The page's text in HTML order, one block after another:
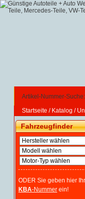
Artikel-Nummer-Suche:
Startseite / Katalog /
Fahrzeugfinder
ODER Sie geben hier
KBA-Nummer ein!